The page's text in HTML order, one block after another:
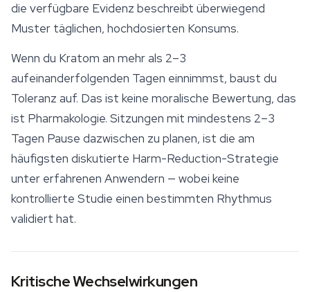
die verfügbare Evidenz beschreibt überwiegend
Muster täglichen, hochdosierten Konsums.
Wenn du Kratom an mehr als 2–3
aufeinanderfolgenden Tagen einnimmst, baust du
Toleranz auf. Das ist keine moralische Bewertung, das
ist Pharmakologie. Sitzungen mit mindestens 2–3
Tagen Pause dazwischen zu planen, ist die am
häufigsten diskutierte Harm-Reduction-Strategie
unter erfahrenen Anwendern — wobei keine
kontrollierte Studie einen bestimmten Rhythmus
validiert hat.
Kritische Wechselwirkungen